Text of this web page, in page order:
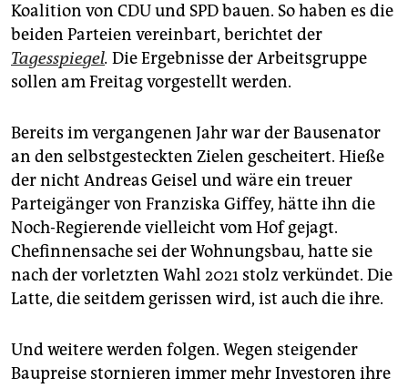
Koalition von CDU und SPD bauen. So haben es die
beiden Parteien vereinbart, berichtet der
Tagesspiegel. Die Ergebnisse der Arbeitsgruppe
sollen am Freitag vorgestellt werden.
Bereits im vergangenen Jahr war der Bausenator
an den selbstgesteckten Zielen gescheitert. Hieße
der nicht Andreas Geisel und wäre ein treuer
Parteigänger von Franziska Giffey, hätte ihn die
Noch-Regierende vielleicht vom Hof gejagt.
Chefinnensache sei der Wohnungsbau, hatte sie
nach der vorletzten Wahl 2021 stolz verkündet. Die
Latte, die seitdem gerissen wird, ist auch die ihre.
Und weitere werden folgen. Wegen steigender
Baupreise stornieren immer mehr Investoren ihre